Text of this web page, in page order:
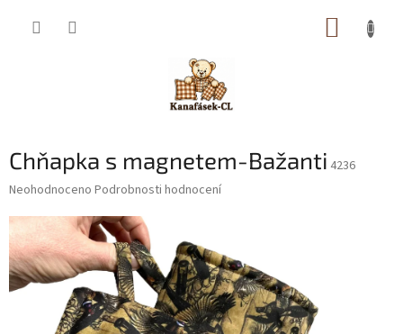
Chňapka s magnetem-Bažanti 4236
Průměrné
produktu
je
0,0
z
5
hvězdiček.
Neohodnoceno Podrobnosti hodnocení